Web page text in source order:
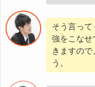
そう言っ
強をこなせ
きますので
う。